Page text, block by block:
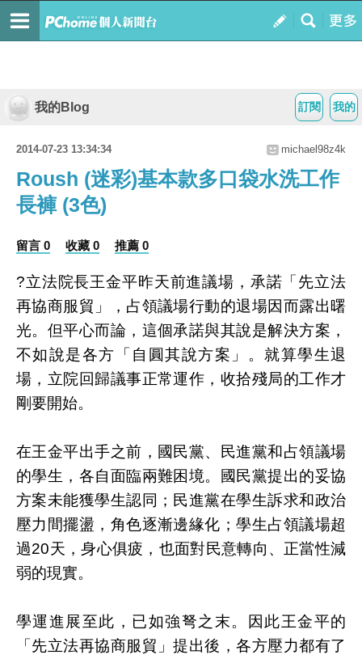
我的
訂閱
我的Blog
2014-07-23 13:34:34 michael98z4k
Roush (迷彩)基本款多口袋水洗工作
長褲 (3色)
留言 0 收藏 0 推薦 0
?立法院長王金平昨天前進議場，承諾「先立法
再協商服貿」，占領議場行動的退場因而露出曙
光。但平心而論，這個承諾與其說是解決方案，
不如說是各方「自圓其說方案」。就算學生退
場，立院回歸議事正常運作，收拾殘局的工作才
剛要開始。
在王金平出手之前，國民黨、民進黨和占領議場
的學生，各自面臨兩難困境。國民黨提出的妥協
方案未能獲學生認同；民進黨在學生訴求和政治
壓力間擺盪，角色逐漸邊緣化；學生占領議場超
過20天，身心俱疲，也面對民意轉向、正當性減
弱的現實。
學運進展至此，已如強弩之末。因此王金平的
「先立法再協商服貿」提出後，各方壓力都有了